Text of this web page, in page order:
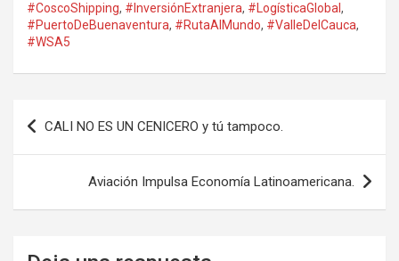
#CoscoShipping, #InversiónExtranjera, #LogísticaGlobal,
#PuertoDeBuenaventura, #RutaAlMundo, #ValleDelCauca,
#WSA5
Navegación
de
entradas
CALI NO ES UN CENICERO y tú tampoco.
Aviación Impulsa Economía Latinoamericana.